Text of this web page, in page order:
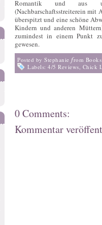
Romantik und aus
(Nachbarschaftsstreiterein mit
überspitzt und eine schöne
Kindern und anderen
zumindest in einem Punkt
gewesen.
Posted by Stephanie from
Labels: 4/5 Reviews Chick
0 Comments:
Kommentar